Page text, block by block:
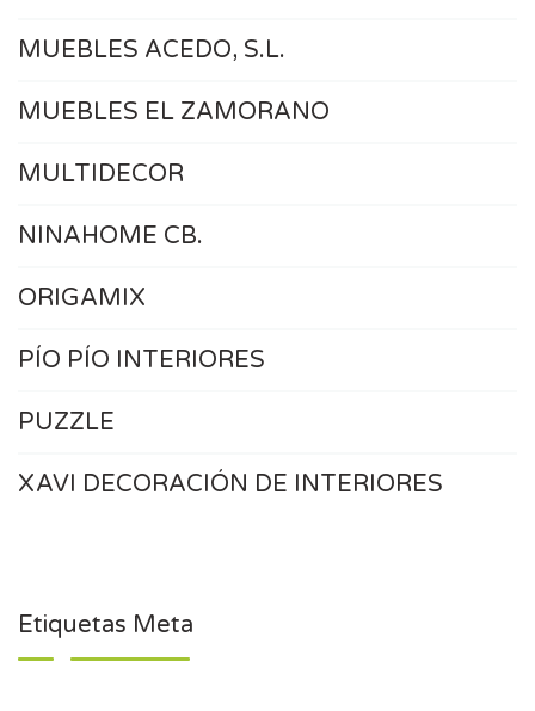
MUEBLES ACEDO, S.L.
MUEBLES EL ZAMORANO
MULTIDECOR
NINAHOME CB.
ORIGAMIX
PÍO PÍO INTERIORES
PUZZLE
XAVI DECORACIÓN DE INTERIORES
Etiquetas Meta